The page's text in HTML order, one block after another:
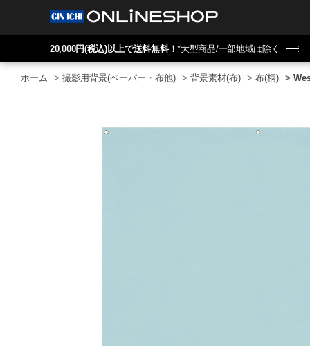
20,000円(税込)以上で送料無料！*大型商品/一部地域は除く
ホーム > 撮影用背景(ペーパー・布他) > 背景素材(布) > 布(柄) >